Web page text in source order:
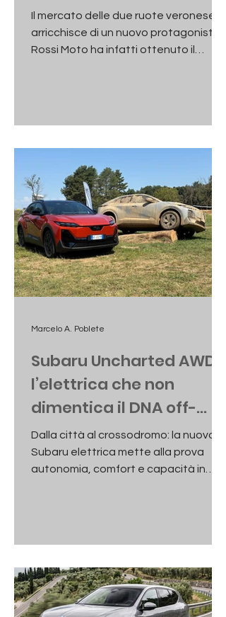
Piaggio
Il mercato delle due ruote veronese si
arricchisce di un nuovo protagonista.
Rossi Moto ha infatti ottenuto il
Subaru Uncharted AWD |
l’elettrica che non
dimentica il DNA off-
road
Dalla città al crossodromo: la nuova
Subaru elettrica mette alla prova
autonomia, comfort e capacità in
Marcelo A. Poblete